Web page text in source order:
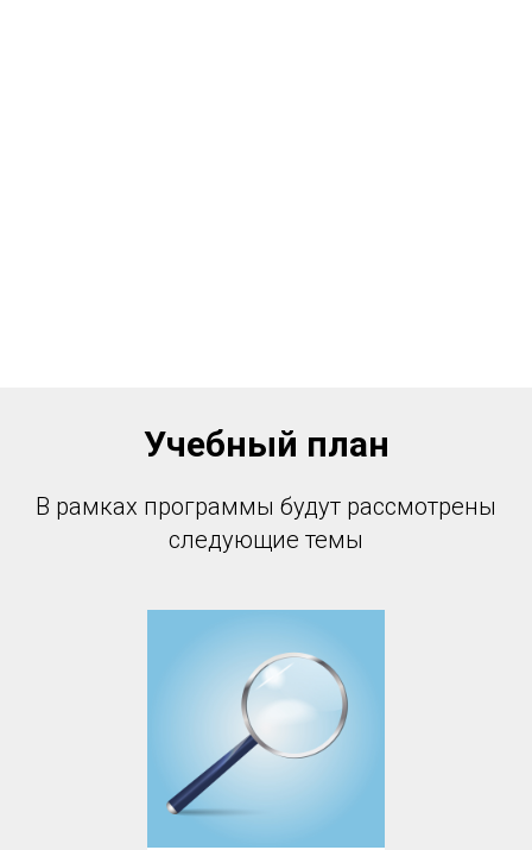
Учебный план
В рамках программы будут рассмотрены
следующие темы